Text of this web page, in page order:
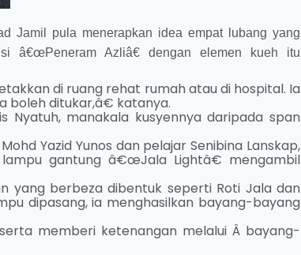
Jamil pula menerapkan idea empat lubang yang
â€œPeneram Azliâ€ dengan elemen kueh itu
di ruang rehat rumah atau di hospital. Ia
boleh ditukar,â€ katanya.
Nyatuh, manakala kusyennya daripada span
Yazid Yunos dan pelajar Senibina Lanskap,
gantung â€œJala Lightâ€ mengambil
yang berbeza dibentuk seperti Roti Jala dan
dipasang, ia menghasilkan bayang-bayang
memberi ketenangan melalui Â bayang-